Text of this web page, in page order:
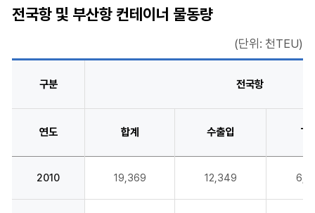
전국항 및 부산항 컨테이너 물동량
(단위: 천TEU)
구분 전국항
연도 합계 수출입 T/
2010 19,369 12,349